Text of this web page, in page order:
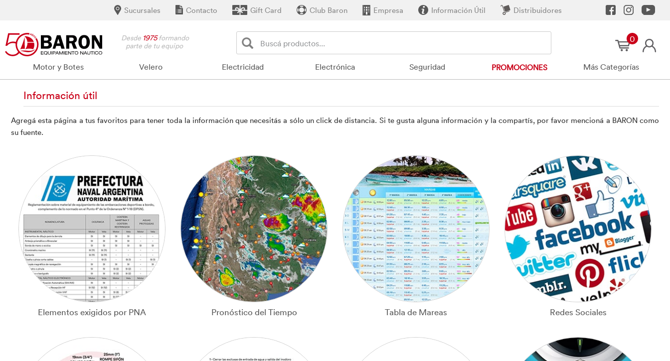
Distribuidores
Información Útil
Empresa
Club Baron
Gift Card
Contacto
Sucursales
Desde 1975formando
parte de tu equipo
0
Motor y Botes Velero Electricidad Electrónica Seguridad PROMOCIONES Más Categorías
Información útil
Agregá esta página a tus favoritos para tener toda la información que necesitás a sólo un click de distancia. Si te gusta alguna información y la compartís, por favor mencioná a BARON como
su fuente.
Elementos exigidos por PNA Pronóstico del Tiempo Tabla de Mareas Redes Sociales